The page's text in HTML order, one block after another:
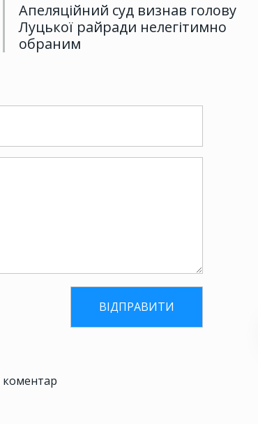
Апеляційний суд визнав голову
Луцької райради нелегітимно
обраним
коментар